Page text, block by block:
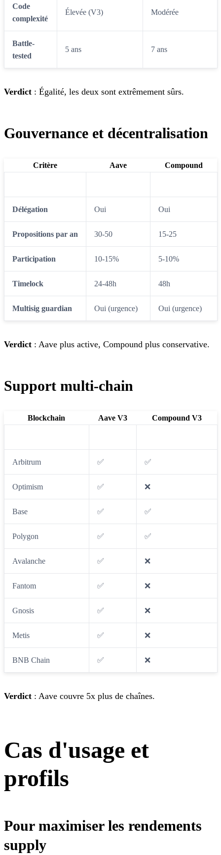
Code
complexité
Élevée (V3) Modérée
Battle-
tested
5 ans 7 ans
Verdict : Égalité, les deux sont extrêmement sûrs.
Gouvernance et décentralisation
Critère Aave Compound
Délégation Oui Oui
Propositions par an 30-50 15-25
Participation 10-15% 5-10%
Timelock 24-48h 48h
Multisig guardian Oui (urgence) Oui (urgence)
Verdict : Aave plus active, Compound plus conservative.
Support multi-chain
Blockchain Aave V3 Compound V3
Arbitrum ✅ ✅
Optimism ✅ ❌
Base ✅ ✅
Polygon ✅ ✅
Avalanche ✅ ❌
Fantom ✅ ❌
Gnosis ✅ ❌
Metis ✅ ❌
BNB Chain ✅ ❌
Verdict : Aave couvre 5x plus de chaînes.
Cas d'usage et
profils
Pour maximiser les rendements
supply